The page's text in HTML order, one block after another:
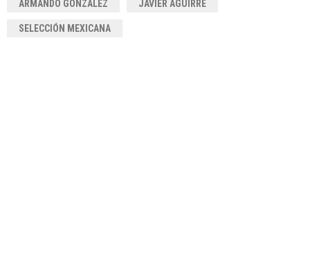
ARMANDO GONZÁLEZ JAVIER AGUIRRE
SELECCIÓN MEXICANA